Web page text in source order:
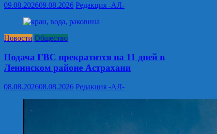
09.08.202609.08.2026 Редакция -АЛ-
Новости Общество
Подача ГВС прекратится на 11 дней в
Ленинском районе Астрахани
08.08.202608.08.2026 Редакция -АЛ-